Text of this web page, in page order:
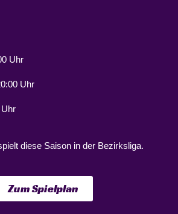
Uhr
Uhr
diese Saison in der Bezirksliga.
Zum Spielplan